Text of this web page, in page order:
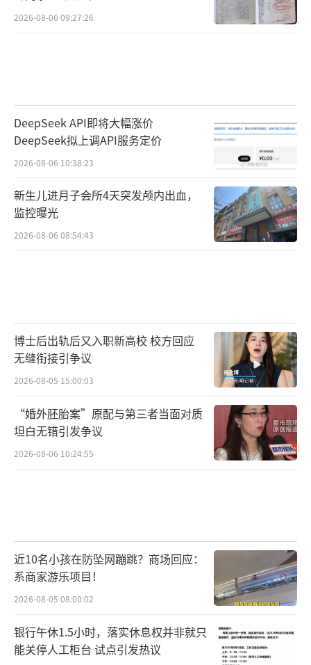
2026-08-06 09:27:26
DeepSeek API即将大幅涨价
DeepSeek拟上调API服务定价
2026-08-06 10:38:23
新生儿进月子会所4天突发颅内出血，
监控曝光
2026-08-06 08:54:43
博士后出轨后又入职新高校 校方回应
无缝衔接引争议
2026-08-05 15:00:03
“婚外胚胎案”原配与第三者当面对质
坦白无错引发争议
2026-08-06 10:24:55
近10名小孩在防坠网蹦跳？商场回应：
系商家游乐项目！
2026-08-05 08:00:02
银行午休1.5小时，落实休息权并非就只
能关停人工柜台 试点引发热议